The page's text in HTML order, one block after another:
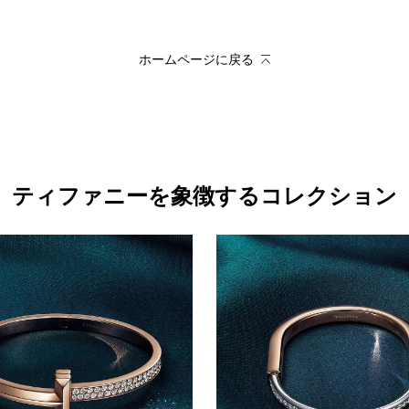
ホームページに戻る
ティファニーを象徴するコレクション